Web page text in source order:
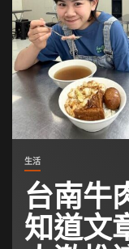
生活
台南牛
知道文